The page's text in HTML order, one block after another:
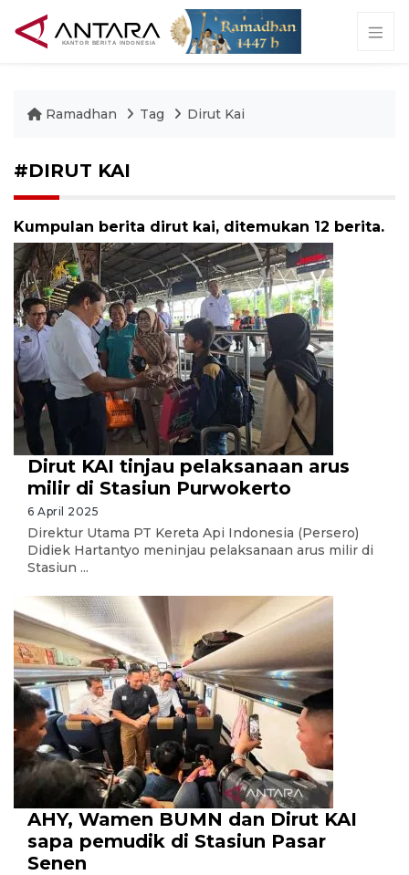
Ramadhan Tag Dirut Kai
#DIRUT KAI
Kumpulan berita dirut kai, ditemukan 12 berita.
Dirut KAI tinjau pelaksanaan arus
milir di Stasiun Purwokerto
6 April 2025
Direktur Utama PT Kereta Api Indonesia (Persero)
Didiek Hartantyo meninjau pelaksanaan arus milir di
Stasiun ...
AHY, Wamen BUMN dan Dirut KAI
sapa pemudik di Stasiun Pasar
Senen